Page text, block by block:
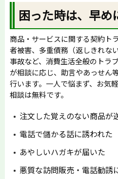
困った時は、早め
商品・サービスに関する契約ト
者被害、多重債務（返しきれな
事故など、消費生活全般のトラ
が相談に応じ、助言やあっせん
行います。一人で悩まず、お気
相談は無料です。
注文した覚えのない商品が
電話で儲かる話に誘われた
あやしいハガキが届いた
悪質な訪問販売・電話勧誘